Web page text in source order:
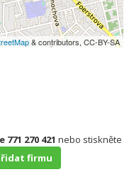
& contributors, CC-BY-SA
270 421 nebo stiskněte
firmu